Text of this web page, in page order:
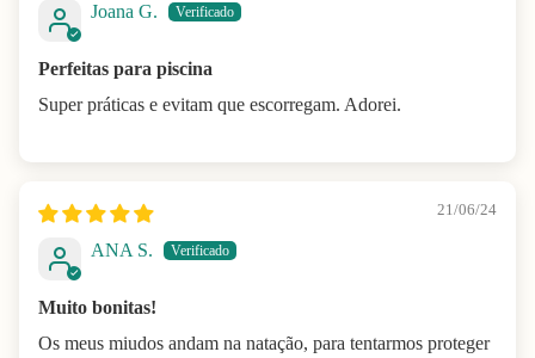
Joana G.
Perfeitas para piscina
Super práticas e evitam que escorregam. Adorei.
21/06/24
ANA S.
Muito bonitas!
Os meus miudos andam na natação, para tentarmos proteger